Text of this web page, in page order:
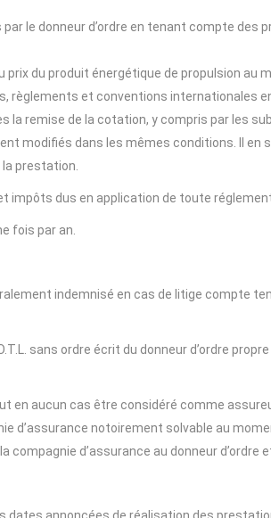
le donneur d’ordre en tenant compte des
du produit énergétique de propulsion
et conventions internationales
remise de la cotation, y compris par les
modifiés dans les mêmes conditions. Il en
prestation.
impôts dus en application de toute
fois par an.
indemnisé en cas de litige compte
sans ordre écrit du donneur d’ordre
en aucun cas être considéré comme
d’assurance notoirement solvable au
compagnie d’assurance au donneur